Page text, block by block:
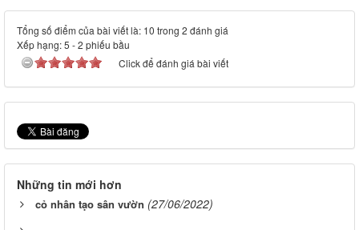
Tổng số điểm của bài viết là: 10 trong 2 đánh giá
Xếp hạng:5 -2 phiếu bầu
Click để đánh giá bài viết
Những tin mới hơn
cỏ nhân tạo sân vườn (27/06/2022)